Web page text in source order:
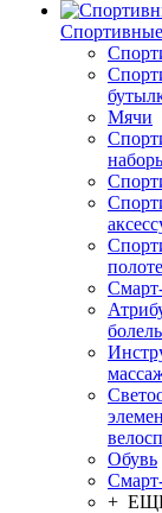
Мячи
Обувь
+